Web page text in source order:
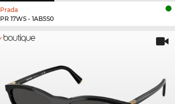
Prada
PR 17WS - 1AB5S0